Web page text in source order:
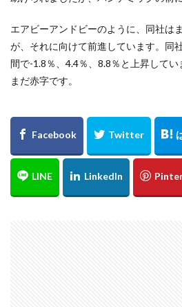
エアビーアンドビーのように、同社は
が、それに向けて前進しています。同
間で-1.8％、4.4％、8.8％と上昇して
まだ赤字です。